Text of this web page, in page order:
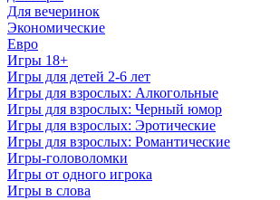
Для вечеринок
Экономические
Евро
Игры 18+
Игры для детей 2-6 лет
Игры для взрослых: Алкогольные
Игры для взрослых: Черный юмор
Игры для взрослых: Эротические
Игры для взрослых: Романтические
Игры-головоломки
Игры от одного игрока
Игры в слова